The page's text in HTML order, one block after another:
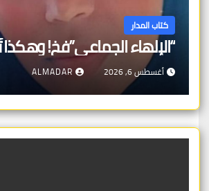
كتاب المدار
“الإلهاء الجماعي”فخ!
أغسطس 6, 2026 ALMADAR